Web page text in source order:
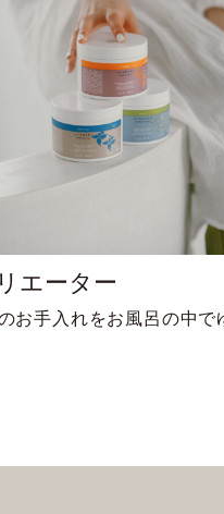
エーター
お手入れをお風呂の中で